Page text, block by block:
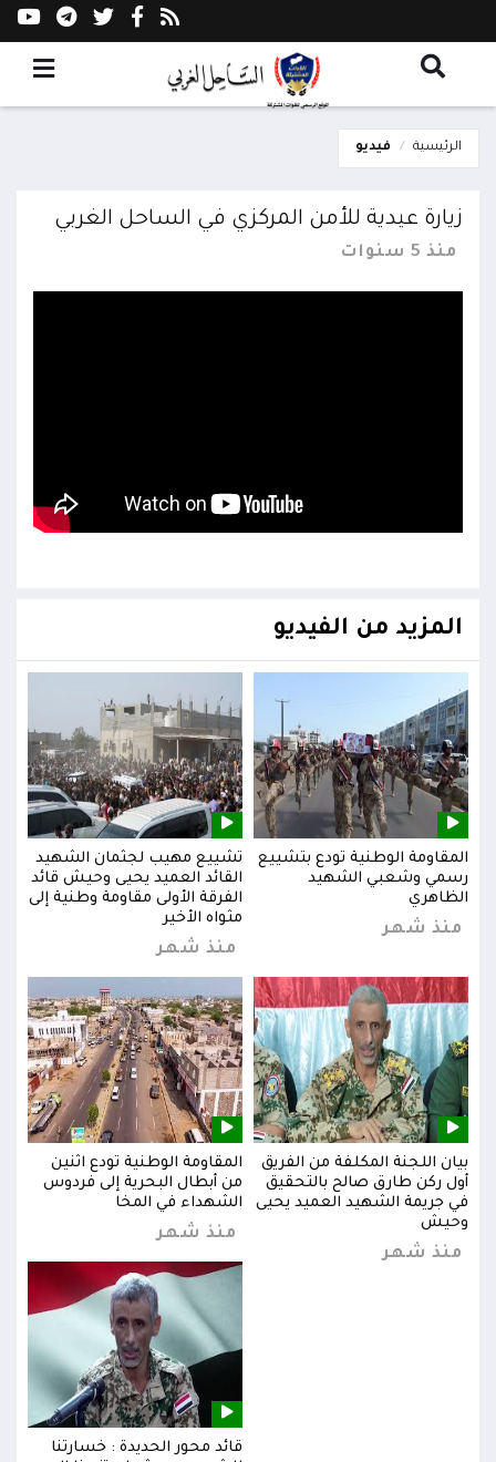
الرئيسية فيديو
زيارة عيدية للأمن المركزي في الساحل الغربي
منذ 5 سنوات
المزيد من الفيديو
المقاومة الوطنية تودع بتشييع
رسمي وشعبي الشهيد
الظاهري
منذ شهر
تشييع مهيب لجثمان الشهيد
القائد العميد يحيى وحيش قائد
الفرقة الأولى مقاومة وطنية إلى
مثواه الأخير
منذ شهر
بيان اللجنة المكلفة من الفريق
أول ركن طارق صالح بالتحقيق
في جريمة الشهيد العميد يحيى
وحيش
منذ شهر
المقاومة الوطنية تودع اثنين
من أبطال البحرية إلى فردوس
الشهداء في المخا
منذ شهر
قائد محور الحديدة : خسارتنا